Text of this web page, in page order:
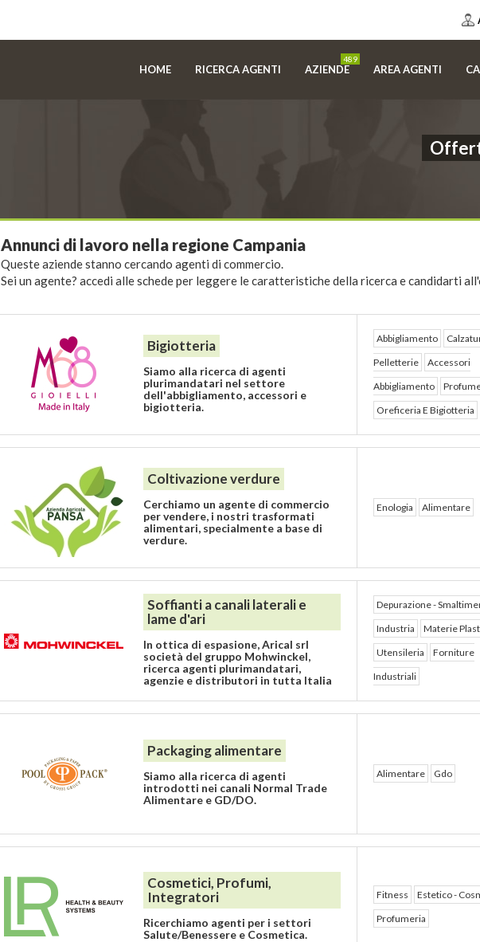
HOME RICERCA AGENTI AZIENDE
489
AREA AGENTI
Annunci di lavoro nella regione Campania
Queste aziende stanno cercando agenti di commercio.
Sei un agente? accedi alle schede per leggere le caratteristiche della ricerca e candidarti
Bigiotteria
Siamo alla ricerca di agenti
plurimandatari nel settore
dell'abbigliamento, accessori e
bigiotteria.
Abbigliamento
Pelletterie
Accessori
Abbigliamento
Oreficeria E Bigiotteria
Coltivazione verdure
Cerchiamo un agente di commercio
per vendere, i nostri trasformati
alimentari, specialmente a base di
verdure.
Enologia Alimentare
Soffianti a canali laterali e
lame d'ari
In ottica di espasione, Arical srl
società del gruppo Mohwinckel,
ricerca agenti plurimandatari,
agenzie e distributori in tutta Italia
Depurazione -
Industria
Materie
Utensileria
Forniture
Industriali
Packaging alimentare
Siamo alla ricerca di agenti
introdotti nei canali Normal Trade
Alimentare e GD/DO.
Alimentare Gdo
Cosmetici, Profumi,
Integratori
Ricerchiamo agenti per i settori
Salute/Benessere e Cosmetica.
Fitness
Estetico -
Profumeria